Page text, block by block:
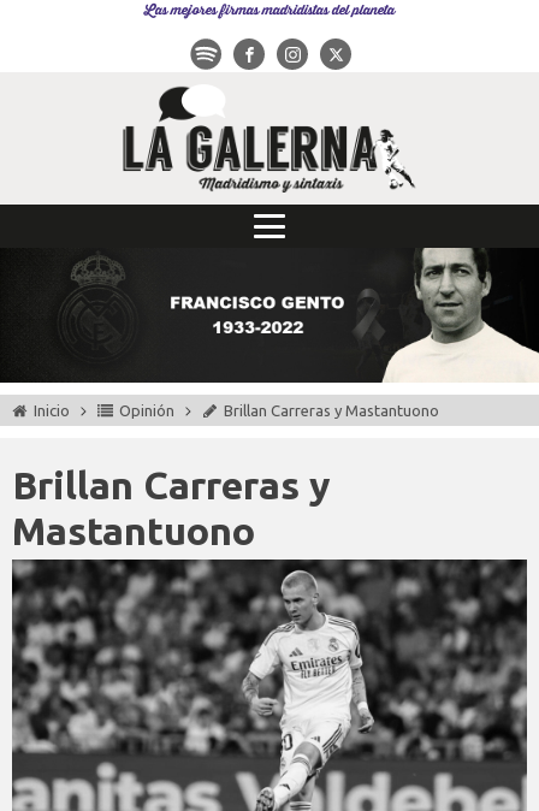
Las mejores firmas madridistas del planeta
Inicio Opinión Brillan Carreras y Mastantuono
Brillan Carreras y
Mastantuono